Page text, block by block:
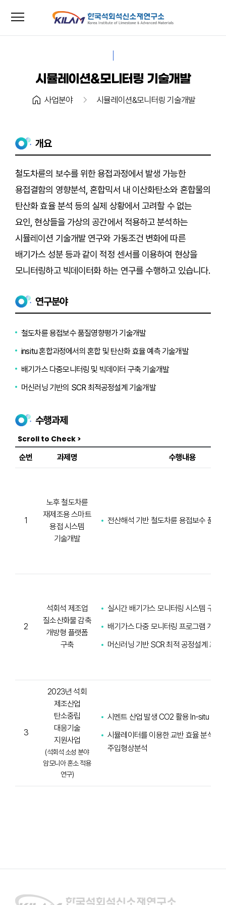
menu
시뮬레이션&모니터링 기술개발
home 사업분야 chevron_right 시뮬레이션&모니터링 기술개발
개요
철도차륜의 보수를 위한 용접과정에서 발생 가능한
용접결함의 영향분석, 혼합믹서 내 이산화탄소와 혼합물의
탄산화 효율 분석 등의 실제 상황에서 고려할 수 없는
요인, 현상들을 가상의 공간에서 적용하고 분석하는
시뮬레이션 기술개발 연구와 가동조건 변화에 따른
배기가스 성분 등과 같이 적정 센서를 이용하여 현상을
모니터링하고 빅데이터화 하는 연구를 수행하고 있습니다.
연구분야
철도차륜 용접보수 품질영향평가 기술개발
insitu 혼합과정에서의 혼합 및 탄산화 효율 예측 기술개발
배기가스 다중모니터링 및 빅데이터 구축 기술개발
머신러닝 기반의 SCR 최적공정설계 기술개발
수행과제
순번 과제명 수행내용
1
노후 철도차륜
재제조용 스마트
용접 시스템
기술개발
전산해석 기반 철도차륜 용접보수 품질
2
석회석 제조업
질소산화물 감축
개방형 플랫폼
구축
실시간 배기가스 모니터링 시스템 구축
배기가스 다중 모니터링 프로그램 개발
머신러닝 기반 SCR 최적 공정설계 프록
3
2023년 석회
제조산업
탄소중립
대응기술
지원사업
(석회석 소성 분야
암모니아 혼소 적용
연구)
시멘트 산업 발생 CO2 활용 In-situ 탄산
시뮬레이터를 이용한 교반 효율 분석 및
주입형상분석